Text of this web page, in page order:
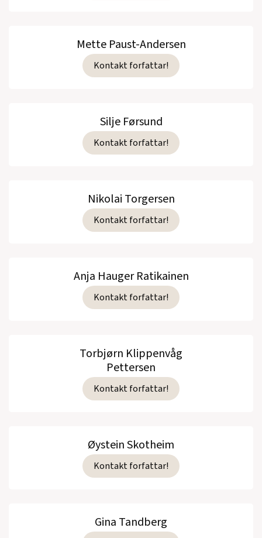
Mette Paust-Andersen
Kontakt forfattar!
Silje Førsund
Kontakt forfattar!
Nikolai Torgersen
Kontakt forfattar!
Anja Hauger Ratikainen
Kontakt forfattar!
Torbjørn Klippenvåg
Pettersen
Kontakt forfattar!
Øystein Skotheim
Kontakt forfattar!
Gina Tandberg